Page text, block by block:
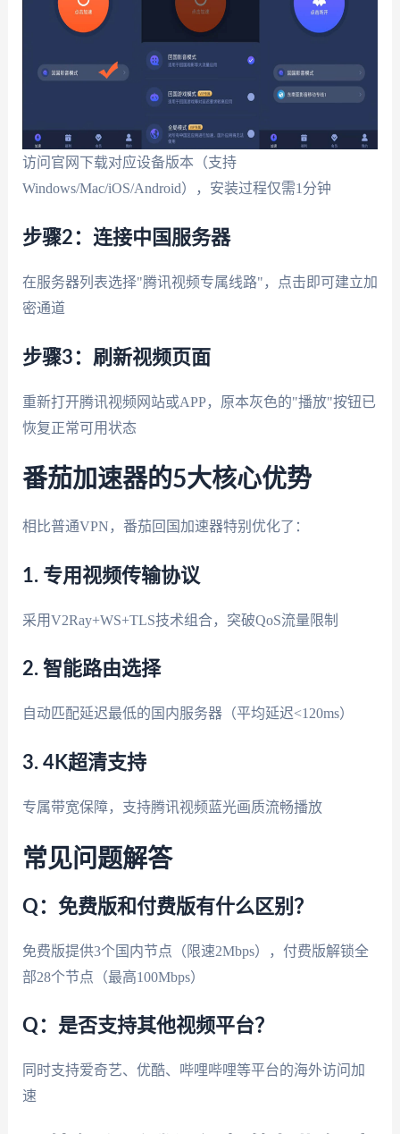
访问官网下载对应设备版本（支持
Windows/Mac/iOS/Android），安装过程仅需1分钟
步骤2：连接中国服务器
在服务器列表选择"腾讯视频专属线路"，点击即可建立加
密通道
步骤3：刷新视频页面
重新打开腾讯视频网站或APP，原本灰色的"播放"按钮已
恢复正常可用状态
番茄加速器的5大核心优势
相比普通VPN，番茄回国加速器特别优化了：
1. 专用视频传输协议
采用V2Ray+WS+TLS技术组合，突破QoS流量限制
2. 智能路由选择
自动匹配延迟最低的国内服务器（平均延迟<120ms）
3. 4K超清支持
专属带宽保障，支持腾讯视频蓝光画质流畅播放
常见问题解答
Q：免费版和付费版有什么区别？
免费版提供3个国内节点（限速2Mbps），付费版解锁全
部28个节点（最高100Mbps）
Q：是否支持其他视频平台？
同时支持爱奇艺、优酷、哔哩哔哩等平台的海外访问加
速